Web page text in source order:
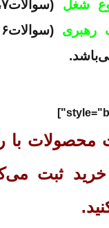
شغل (سوالات۴،۵،۶،۷)،
رهبری (سوالات۱۳،۱۴،۱۵،۱۶)،
محصولات
خرید ثبت